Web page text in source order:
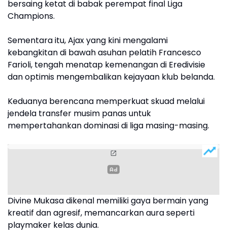
bersaing ketat di babak perempat final Liga
Champions.
Sementara itu, Ajax yang kini mengalami
kebangkitan di bawah asuhan pelatih Francesco
Farioli, tengah menatap kemenangan di Eredivisie
dan optimis mengembalikan kejayaan klub belanda.
Keduanya berencana memperkuat skuad melalui
jendela transfer musim panas untuk
mempertahankan dominasi di liga masing-masing.
Divine Mukasa dikenal memiliki gaya bermain yang
kreatif dan agresif, memancarkan aura seperti
playmaker kelas dunia.